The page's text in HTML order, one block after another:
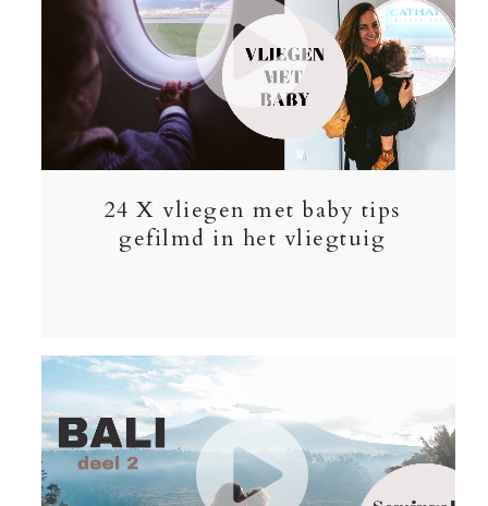
24 X vliegen met baby tips
gefilmd in het vliegtuig